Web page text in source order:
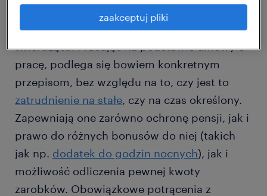
może potrącić z wynagrodzenia bez zgody
pracownika. Odpowiedź na to pytanie jest
twierdząca. Pracując na podstawie umowy o
pracę, podlega się bowiem konkretnym
przepisom, bez względu na to, czy jest to
zatrudnienie na stałe, czy na czas określony.
Zapewniają one zarówno ochronę pensji, jak i
prawo do różnych bonusów do niej (takich
jak np. dodatek do godzin nocnych), jak i
możliwość odliczenia pewnej kwoty
zarobków. Obowiązkowe potrącenia z
zaakceptuj pliki